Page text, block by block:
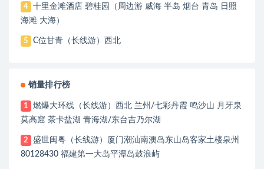
4
十里金滩酒店 碧桂园（周边游 威海 半岛 烟台 青岛 日照
海滩 大海）
5 C位甘青（长线游）西北
销量排行榜
1
燃爆大环线（长线游）西北 兰州/七彩丹霞 鸣沙山 月牙泉
莫高窟 茶卡盐湖 青海湖/东台吉乃尔湖
2
盛世闽粤（长线游）厦门潮汕南澳岛东山岛客家土楼泉州
80128430 福建第一大岛平潭岛鼓浪屿